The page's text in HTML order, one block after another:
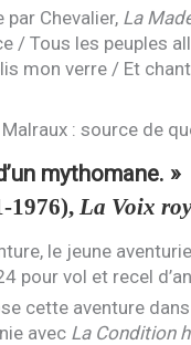
par Chevalier, La
/ Tous les peuples
mon verre / Et
: source de
mythomane. »
1976), La Voix
le jeune
pour vol et recel
cette aventure
avec La Condition